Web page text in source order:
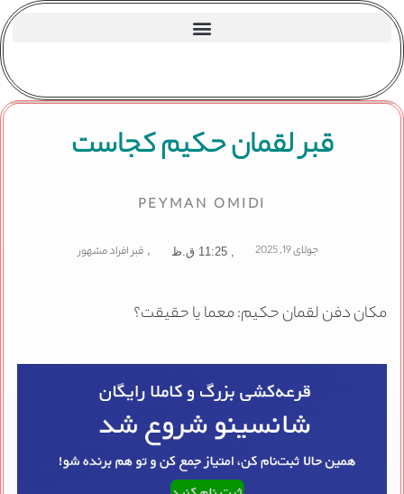
قبر لقمان حکیم کجاست
PEYMAN OMIDI
جولای 19, 2025 11:25 ق.ظ , قبر افراد مشهور
مکان دفن لقمان حکیم: معما یا حقیقت؟